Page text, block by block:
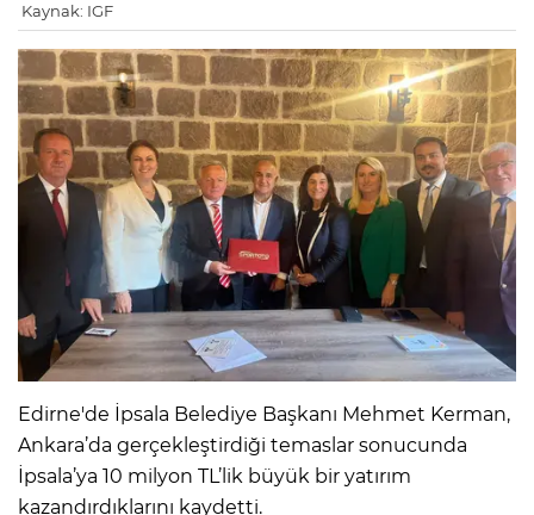
Kaynak: IGF
Edirne'de İpsala Belediye Başkanı Mehmet Kerman,
Ankara’da gerçekleştirdiği temaslar sonucunda
İpsala’ya 10 milyon TL’lik büyük bir yatırım
kazandırdıklarını kaydetti.